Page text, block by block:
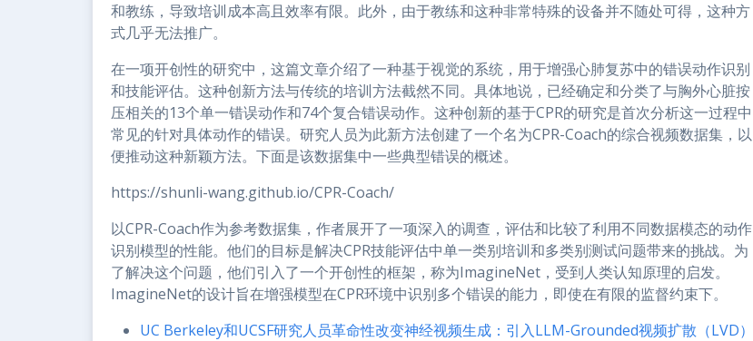
和教练，导致培训成本高且效率有限。此外，由于教练和这种非常特殊的设备并不随处可得，这种方
式几乎无法推广。
在一项开创性的研究中，这篇文章介绍了一种基于视觉的系统，用于增强心肺复苏中的错误动作识别
和技能评估。这种创新方法与传统的培训方法截然不同。具体地说，已经确定和分类了与胸外心脏按
压相关的13个单一错误动作和74个复合错误动作。这种创新的基于CPR的研究是首次分析这一过程中
常见的针对具体动作的错误。研究人员为此新方法创建了一个名为CPR-Coach的综合视频数据集，以
便推动这种新颖方法。下面是该数据集中一些典型错误的概述。
https://shunli-wang.github.io/CPR-Coach/
以CPR-Coach作为参考数据集，作者展开了一项深入的调查，评估和比较了利用不同数据模态的动作
识别模型的性能。他们的目标是解决CPR技能评估中单一类别培训和多类别测试问题带来的挑战。为
了解决这个问题，他们引入了一个开创性的框架，称为ImagineNet，受到人类认知原理的启发。
ImagineNet的设计旨在增强模型在CPR环境中识别多个错误的能力，即使在有限的监督约束下。
UC Berkeley和UCSF研究人员革命性改变神经视频生成：引入LLM-Grounded视频扩散（LVD）